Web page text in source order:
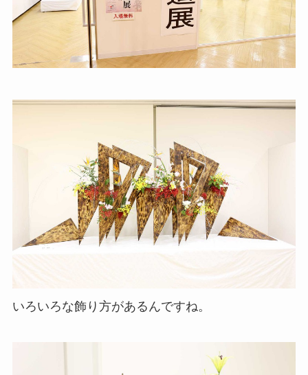
いろいろな飾り方があるんですね。